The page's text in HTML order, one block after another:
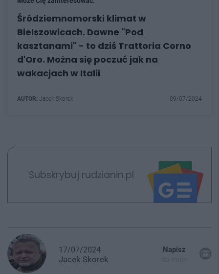
Śródziemnomorski klimat w
Bielszowicach. Dawne "Pod
kasztanami" - to dziś Trattoria Corno
d'Oro. Można się poczuć jak na
wakacjach w Italii
AUTOR: Jacek Skorek 09/07/2024
Subskrybuj rudzianin.pl
17/07/2024
Jacek Skorek
Napisz